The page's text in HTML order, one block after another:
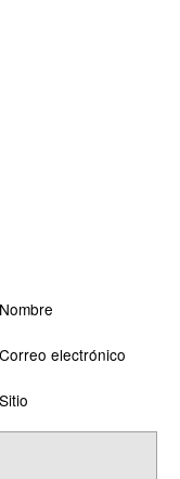
Nombre
Correo electrónico
Sitio